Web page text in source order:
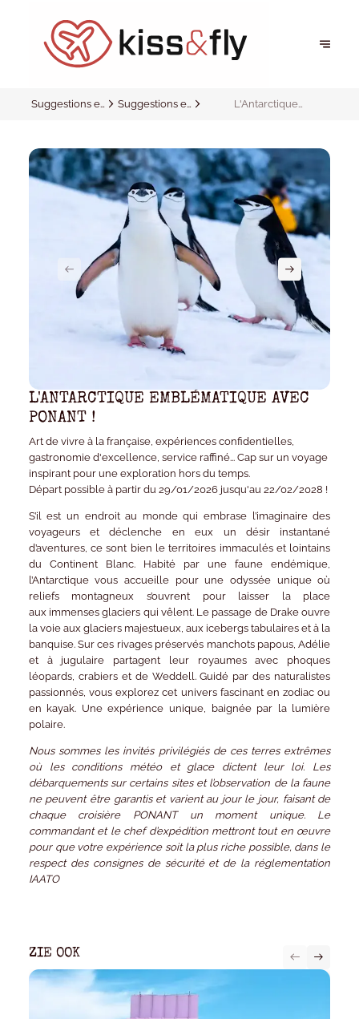
Suggestions et
Suggestions et
L'Antarctique
L'ANTARCTIQUE EMBLÉMATIQUE AVEC
PONANT !
Art de vivre à la française, expériences confidentielles,
gastronomie d'excellence, service raffiné... Cap sur un voyage
inspirant pour une exploration hors du temps.
Départ possible à partir du 29/01/2026 jusqu'au 22/02/2028 !
S’il est un endroit au monde qui embrase l’imaginaire des
voyageurs et déclenche en eux un désir instantané
d’aventures, ce sont bien leterritoires immaculés et lointains
du
Continent Blanc. Habité par une faune endémique,
l’Antarctique vous accueille pour une odyssée unique où
reliefs montagneux s’ouvrent pour laisser la place
aux immenses glaciers qui vêlent. Le passage de Drakeouvre
la voie aux glaciers majestueux, aux icebergs tabulaires et à la
banquise. Sur ces rivages préservés manchots papous, Adélie
et à jugulaire partagent leur royaumes avec phoques
léopards, crabiers et de Weddell.Guidé par des naturalistes
passionnés, vous explorez cet univers fascinant en zodiac ou
en kayak. Une expérience unique, baignée par la lumière
polaire.
Nous sommes les invités privilégiés de ces terres extrêmes
où les conditions météo et glace dictent leur loi. Les
débarquements sur certains sites et l’observation de la faune
ne peuvent être garantis et varient au jour le jour, faisant de
chaque croisière PONANT un moment unique. Le
commandant et le chef d’expédition mettront tout en œuvre
pour que votre expérience soit la plus riche possible, dans le
respect des consignes de sécurité et de la réglementation
IAATO
ZIE OOK